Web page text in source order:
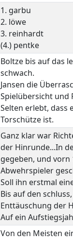
1. garbu
2. löwe
3. reinhardt
(4.) pentke
Boltze bis auf das
schwach.
Jansen die
Spielübersicht und
Selten erlebt, dass
Torschütze ist.
Ganz klar war
der Hinrunde...In
gegeben, und vorn
Abwehrspieler
Soll ihn erstmal
Bis auf den
Enttäuschung der
Auf ein
Von den Meisten